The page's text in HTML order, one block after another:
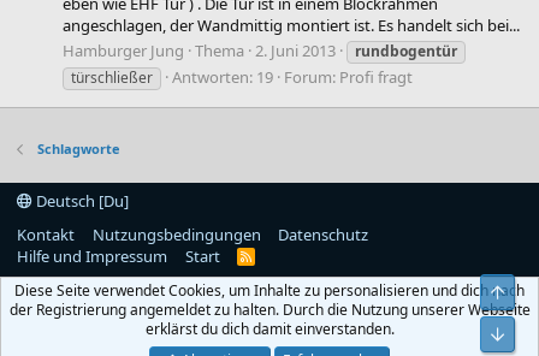
angeschlagen, der Wandmittig montiert ist. Es handelt sich bei...
Hamburger Jung Thema 2. Juni 2013
rundbogentür
türschließer
Antworten: 19 Forum: Profi fragt
Schlagworte
Deutsch [Du]
Kontakt
Nutzungsbedingungen
Datenschutz
Hilfe und Impressum
Start
R
S
Diese Seite verwendet Cookies, um Inhalte zu personalisieren und dich nach
der Registrierung angemeldet zu halten. Durch die Nutzung unserer Webseite
erklärst du dich damit einverstanden.